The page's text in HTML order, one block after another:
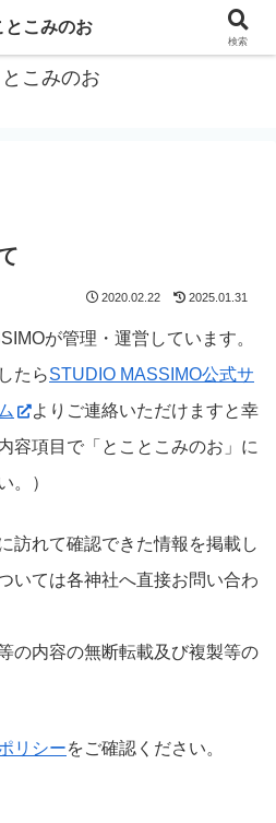
お散歩しながらご紹介
こみのお
2020.02.22 2025.01.31
が管理・運営しています。
たらSTUDIO MASSIMO公式サ
よりご連絡いただけますと幸
容項目で「とことこみのお」に
。）
訪れて確認できた情報を掲載し
いては各神社へ直接お問い合わ
の内容の無断転載及び複製等の
リシーをご確認ください。
とこみのお
検索